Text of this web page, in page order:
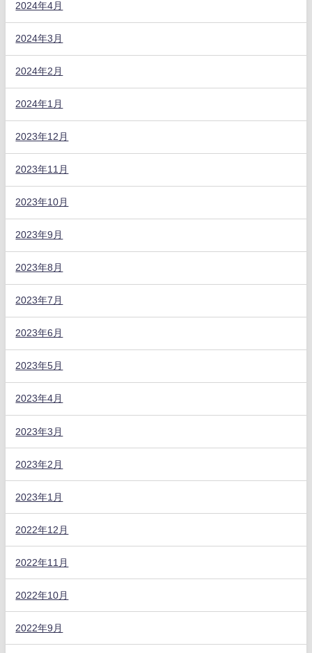
2024年4月
2024年3月
2024年2月
2024年1月
2023年12月
2023年11月
2023年10月
2023年9月
2023年8月
2023年7月
2023年6月
2023年5月
2023年4月
2023年3月
2023年2月
2023年1月
2022年12月
2022年11月
2022年10月
2022年9月